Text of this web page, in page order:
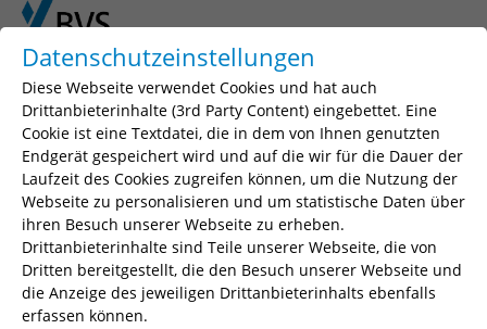
Skip to main content
Skip to page footer
Seminarsuche
Geben Sie einen Suchbegriff, Ihr gewünschtes
Seminar oder eine Seminarnummer ein.
Suchen
Datenschutzeinstellungen
Diese Webseite verwendet Cookies und hat auch
Drittanbieterinhalte (3rd Party Content) eingebettet. Eine
Cookie ist eine Textdatei, die in dem von Ihnen genutzten
Endgerät gespeichert wird und auf die wir für die Dauer der
Laufzeit des Cookies zugreifen können, um die Nutzung der
Webseite zu personalisieren und um statistische Daten über
ihren Besuch unserer Webseite zu erheben.
Drittanbieterinhalte sind Teile unserer Webseite, die von
Dritten bereitgestellt, die den Besuch unserer Webseite und
die Anzeige des jeweiligen Drittanbieterinhalts ebenfalls
erfassen können.